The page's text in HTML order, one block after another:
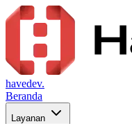
havedev.
Beranda
Layanan